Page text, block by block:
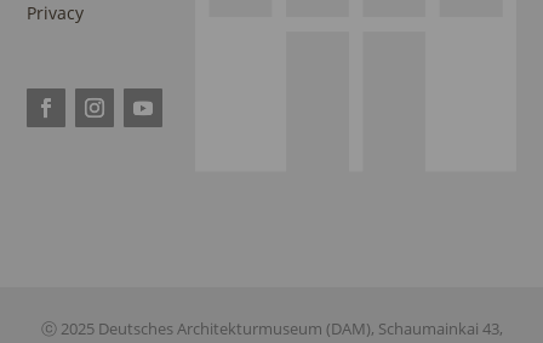
Privacy
ⓒ 2025 Deutsches Architekturmuseum (DAM), Schaumainkai 43,